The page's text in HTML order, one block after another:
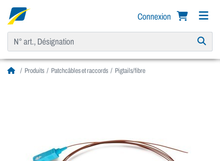
Connexion
Produits Patchcâbles et raccords Pigtails/fibre